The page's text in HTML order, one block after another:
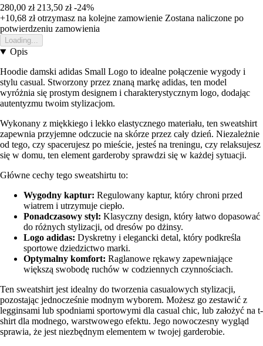
280,00 zł 213,50 zł -24%
+10,68 złotrzymasz na kolejne zamowienie Zostana naliczone po
potwierdzeniu zamowienia
Loading...
Opis
Hoodie damski adidas Small Logo to idealne połączenie wygody i
stylu casual. Stworzony przez znaną markę adidas, ten model
wyróżnia się prostym designem i charakterystycznym logo, dodając
autentyzmu twoim stylizacjom.
Wykonany z miękkiego i lekko elastycznego materiału, ten sweatshirt
zapewnia przyjemne odczucie na skórze przez cały dzień. Niezależnie
od tego, czy spacerujesz po mieście, jesteś na treningu, czy relaksujesz
się w domu, ten element garderoby sprawdzi się w każdej sytuacji.
Główne cechy tego sweatshirtu to:
Wygodny kaptur: Regulowany kaptur, który chroni przed
wiatrem i utrzymuje ciepło.
Ponadczasowy styl: Klasyczny design, który łatwo dopasować
do różnych stylizacji, od dresów po dżinsy.
Logo adidas: Dyskretny i elegancki detal, który podkreśla
sportowe dziedzictwo marki.
Optymalny komfort: Raglanowe rękawy zapewniające
większą swobodę ruchów w codziennych czynnościach.
Ten sweatshirt jest idealny do tworzenia casualowych stylizacji,
pozostając jednocześnie modnym wyborem. Możesz go zestawić z
legginsami lub spodniami sportowymi dla casual chic, lub założyć na t-
shirt dla modnego, warstwowego efektu. Jego nowoczesny wygląd
sprawia, że jest niezbędnym elementem w twojej garderobie.